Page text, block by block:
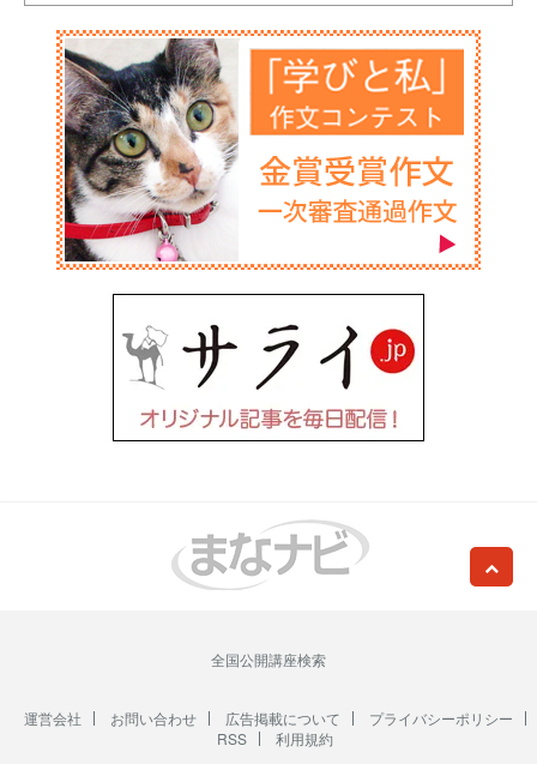
全国公開講座検索
運営会社 お問い合わせ 広告掲載について
プライバシーポリシー
RSS
利用規約